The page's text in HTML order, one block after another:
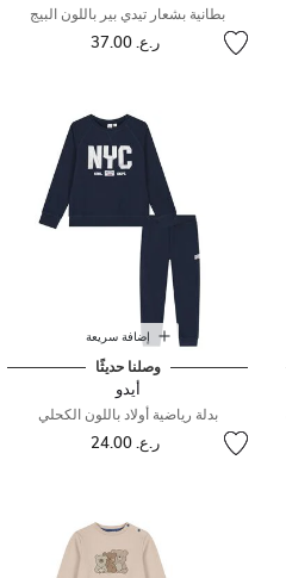
بطانية بشعار تيدي بير باللون البيج
ر.ع. 37.00
إضافة سريعة
وصلنا حديثًا
أيدو
بدلة رياضية أولاد باللون الكحلي
ر.ع. 24.00